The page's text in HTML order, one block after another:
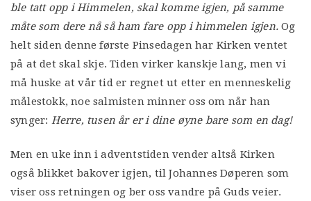
ble tatt opp i Himmelen, skal komme igjen, på samme
måte som dere nå så ham fare opp i himmelen igjen. Og
helt siden denne første Pinsedagen har Kirken ventet
på at det skal skje. Tiden virker kanskje lang, men vi
må huske at vår tid er regnet ut etter en menneskelig
målestokk, noe salmisten minner oss om når han
synger: Herre, tusen år er i dine øyne bare som en dag!
Men en uke inn i adventstiden vender altså Kirken
også blikket bakover igjen, til Johannes Døperen som
viser oss retningen og ber oss vandre på Guds veier.